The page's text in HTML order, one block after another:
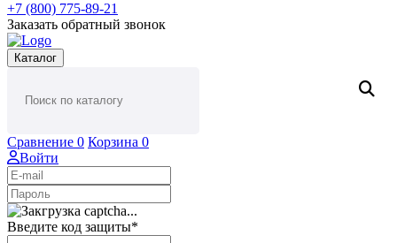
+7 (800) 775-89-21
Заказать обратный звонок
Каталог
Сравнение 0 Корзина 0
Войти
Введите код защиты*